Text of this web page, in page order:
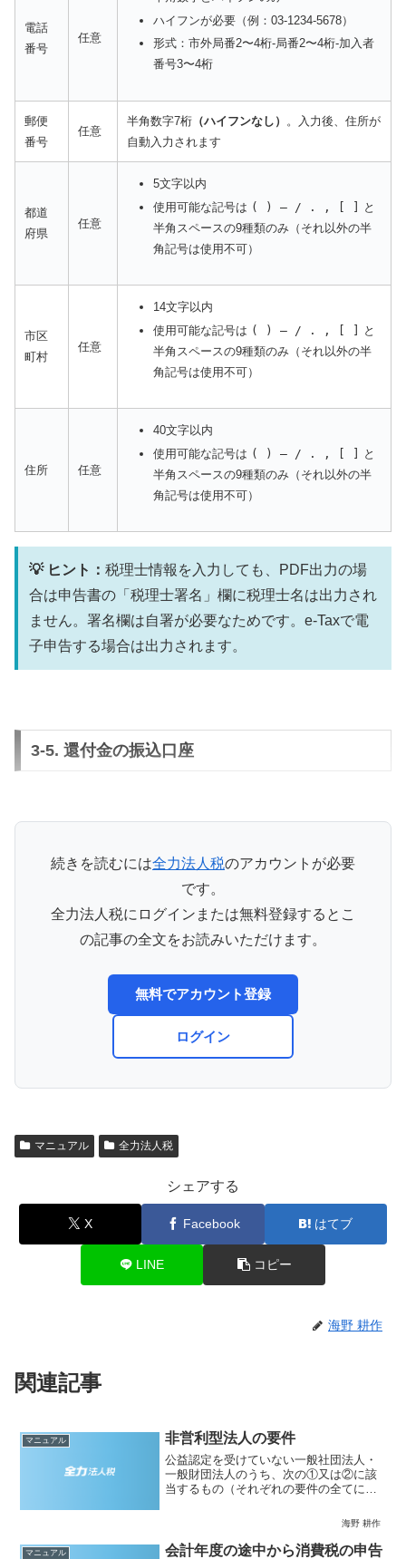
電話
番号
任意
ハイフンが必要（例：03-1234-5678）
形式：市外局番2〜4桁-局番2〜4桁-加入者
番号3〜4桁
郵便
番号
任意
半角数字7桁 （ハイフンなし）
。入力後、住所が
自動入力されます
都道
府県
任意
5文字以内
使用可能な記号は ( ) ― / . , [ ]
と
半角スペースの9種類のみ（それ以外の半
角記号は使用不可）
市区
町村
任意
14文字以内
使用可能な記号は ( ) ― / . , [ ]
と
半角スペースの9種類のみ（それ以外の半
角記号は使用不可）
住所 任意
40文字以内
使用可能な記号は ( ) ― / . , [ ]
と
半角スペースの9種類のみ（それ以外の半
角記号は使用不可）
💡 ヒント： 税理士情報を入力しても、PDF出力の場
合は申告書の「税理士署名」欄に税理士名は出力され
ません。署名欄は自署が必要なためです。e-Taxで電
子申告する場合は出力されます。
3-5. 還付金の振込口座
続きを読むには全力法人税のアカウントが必要
です。
全力法人税にログインまたは無料登録するとこ
の記事の全文をお読みいただけます。
無料でアカウント登録
ログイン
マニュアル 全力法人税
シェアする
X Facebook はてブ
LINE コピー
海野 耕作
関連記事
マニュアル 非営利型法人の要件
公益認定を受けていない一般社団法人・
一般財団法人のうち、次の①又は②に該
当するもの（それぞれの要件の全てに該
続を踏むことなく公益法人等である非営
利型法人になります（法人税法２九の
二、法人税法施行令３）。な...
海野 耕作
マニュアル
会計年度の途中から消費税の申告